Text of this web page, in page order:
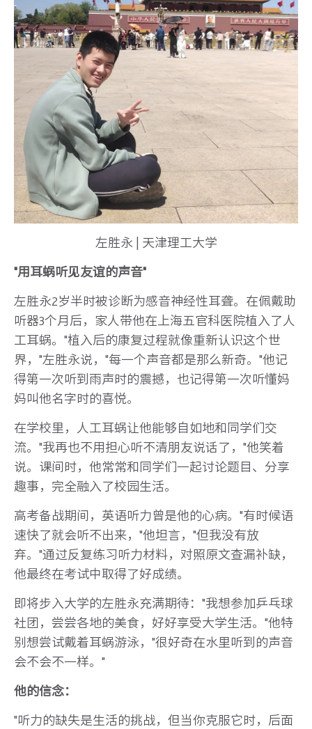
左胜永 | 天津理工大学
"用耳蜗听见友谊的声音"
左胜永2岁半时被诊断为感音神经性耳聋。在佩戴助
听器3个月后，家人带他在上海五官科医院植入了人
工耳蜗。"植入后的康复过程就像重新认识这个世
界，"左胜永说，"每一个声音都是那么新奇。"他记
得第一次听到雨声时的震撼，也记得第一次听懂妈
妈叫他名字时的喜悦。
在学校里，人工耳蜗让他能够自如地和同学们交
流。"我再也不用担心听不清朋友说话了，"他笑着
说。课间时，他常常和同学们一起讨论题目、分享
趣事，完全融入了校园生活。
高考备战期间，英语听力曾是他的心病。"有时候语
速快了就会听不出来，"他坦言，"但我没有放
弃。"通过反复练习听力材料，对照原文查漏补缺，
他最终在考试中取得了好成绩。
即将步入大学的左胜永充满期待："我想参加乒乓球
社团，尝尝各地的美食，好好享受大学生活。"他特
别想尝试戴着耳蜗游泳，"很好奇在水里听到的声音
会不会不一样。"
他的信念：
"听力的缺失是生活的挑战，但当你克服它时，后面